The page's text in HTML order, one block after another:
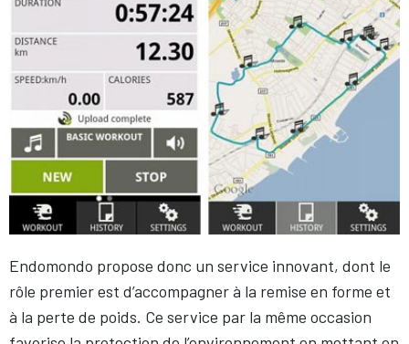
Endomondo propose donc un service innovant, dont le
rôle premier est d’accompagner à la remise en forme et
à la perte de poids. Ce service par la même occasion